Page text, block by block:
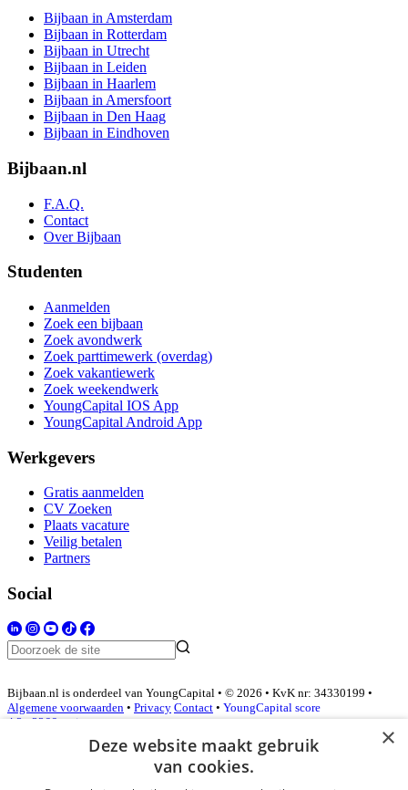
Bijbaan in Amsterdam
Bijbaan in Rotterdam
Bijbaan in Utrecht
Bijbaan in Leiden
Bijbaan in Haarlem
Bijbaan in Amersfoort
Bijbaan in Den Haag
Bijbaan in Eindhoven
Bijbaan.nl
F.A.Q.
Contact
Over Bijbaan
Studenten
Aanmelden
Zoek een bijbaan
Zoek avondwerk
Zoek parttimewerk (overdag)
Zoek vakantiewerk
Zoek weekendwerk
YoungCapital IOS App
YoungCapital Android App
Werkgevers
Gratis aanmelden
CV Zoeken
Plaats vacature
Veilig betalen
Partners
Social
Bijbaan.nl is onderdeel van YoungCapital • © 2026 • KvK nr: 34330199 •
Algemene voorwaarden • Privacy Contact • YoungCapital score
4.3 - 3366 reviews
×
Deze website maakt gebruik
van cookies.